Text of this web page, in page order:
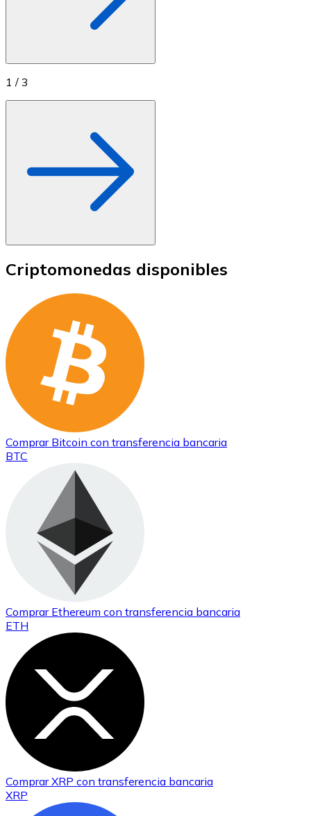
1 / 3
Criptomonedas disponibles
Comprar Bitcoin con transferencia bancaria
BTC
Comprar Ethereum con transferencia bancaria
ETH
ComprarXRP con transferencia bancaria
XRP